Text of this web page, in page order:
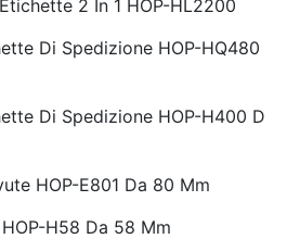
2 In 1 HOP-HL2200
Di Spedizione HOP-HQ480
Di Spedizione HOP-H400 D
HOP-E801 Da 80 Mm
H58 Da 58 Mm